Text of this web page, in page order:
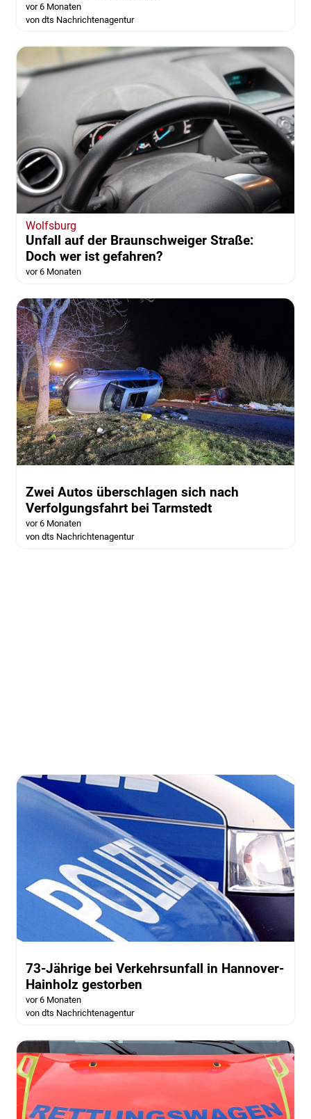
vor 6 Monaten
von dts Nachrichtenagentur
Wolfsburg
Unfall auf der Braunschweiger Straße:
Doch wer ist gefahren?
vor 6 Monaten
Zwei Autos überschlagen sich nach
Verfolgungsfahrt bei Tarmstedt
vor 6 Monaten
von dts Nachrichtenagentur
73-Jährige bei Verkehrsunfall in Hannover-
Hainholz gestorben
vor 6 Monaten
von dts Nachrichtenagentur